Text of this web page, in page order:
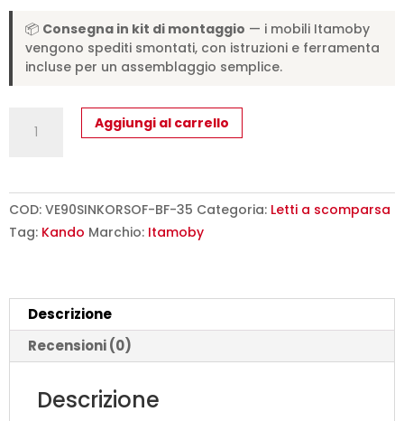
📦 Consegna in kit di montaggio — i mobili Itamoby
vengono spediti smontati, con istruzioni e ferramenta
incluse per un assemblaggio semplice.
singolo
Kando
con
frassino,
verde
L.199,9
P.103,2
H.97,4
Aggiungi al carrello
COD: VE90SINKORSOF-BF-35 Categoria: Letti a scomparsa
Tag: Kando Marchio: Itamoby
Descrizione
Recensioni (0)
Descrizione